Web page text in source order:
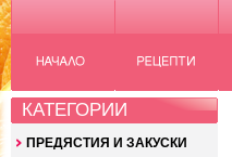
КАТЕГОРИИ
ПРЕДЯСТИЯ И ЗАКУСКИ